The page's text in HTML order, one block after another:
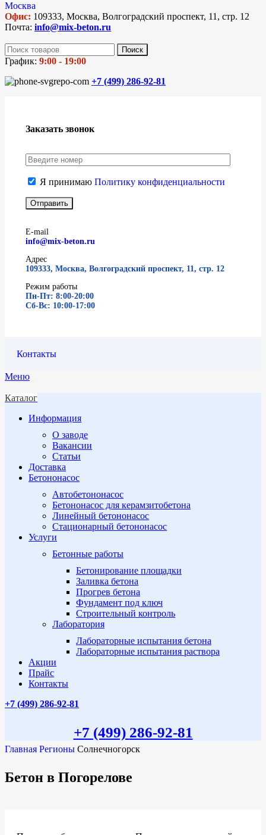
Москва
Офис: 109333, Москва, Волгоградский проспект, 11, стр. 12
Почта: info@mix-beton.ru
Поиск
График: 9:00 - 19:00
+7 (499) 286-92-81
Заказать звонок
Я принимаю Политику конфиденциальности
E-mail
info@mix-beton.ru
Адрес
109333, Москва, Волгоградский проспект, 11, стр. 12
Режим работы
Пн-Пт: 8:00-20:00
Сб-Вс: 10:00-17:00
Контакты
Меню
Каталог
Информация
О заводе
Вакансии
Статьи
Доставка
Бетононасос
Автобетононасос
Бетононасос для керамзитобетона
Линейный бетононасос
Стационарный бетононасос
Услуги
Бетонные работы
Бетонирование площадки
Заливка бетона
Прогрев бетона
Фундамент под ключ
Строительный контроль
Лаборатория
Лабораторные испытания бетона
Лабораторные испытания раствора
Акции
Прайс
Контакты
+7 (499) 286-92-81
+7 (499) 286-92-81
Главная Регионы Солнечногорск
Бетон в Погорелове